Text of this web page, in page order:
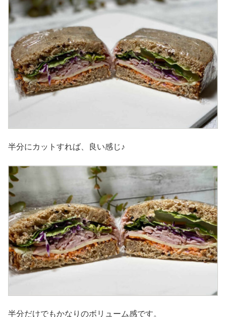
半分にカットすれば、良い感じ♪
半分だけでもかなりのボリューム感です。